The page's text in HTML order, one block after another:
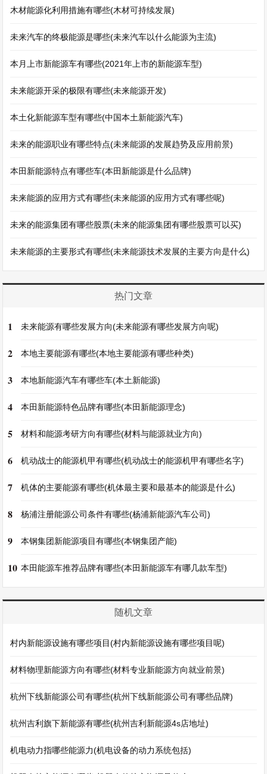
木材能源化利用措施有哪些(木材可持续发展)
未来汽车的终极能源是哪些(未来汽车以什么能源为主流)
本月上市新能源车有哪些(2021年上市的新能源车型)
未来能源开采的极限有哪些(未来能源开发)
本土化新能源车型有哪些(中国本土新能源汽车)
未来的能源职业有哪些特点(未来能源的发展趋势及应用前景)
本田新能源特点有哪些车(本田新能源是什么品牌)
未来能源的应用方式有哪些(未来能源的应用方式有哪些呢)
未来的能源集团有哪些股票(未来的能源集团有哪些股票可以买)
未来能源的主要形式有哪些(未来能源技术发展的主要方向是什么)
热门文章
1 未来能源有哪些发展方向(未来能源有哪些发展方向呢)
2 本地主要能源有哪些(本地主要能源有哪些种类)
3 本地新能源汽车有哪些车(本土新能源)
4 本田新能源特色品牌有哪些(本田新能源理念)
5 材料和能源考研方向有哪些(材料与能源就业方向)
6 机动战士的能源机甲有哪些(机动战士的能源机甲有哪些名字)
7 机体的主要能源有哪些(机体最主要和最基本的能源是什么)
8 杨浦注册能源公司条件有哪些(杨浦新能源汽车公司)
9 本钢集团新能源项目有哪些(本钢集团产能)
10 本田能源车推荐品牌有哪些(本田新能源车有哪几款车型)
随机文章
村内新能源设施有哪些项目(村内新能源设施有哪些项目呢)
材料物理新能源方向有哪些(材料专业新能源方向就业前景)
杭州下线新能源公司有哪些(杭州下线新能源公司有哪些品牌)
杭州吉利旗下新能源有哪些(杭州吉利新能源4s店地址)
机电动力指哪些能源力(机电设备的动力系统包括)